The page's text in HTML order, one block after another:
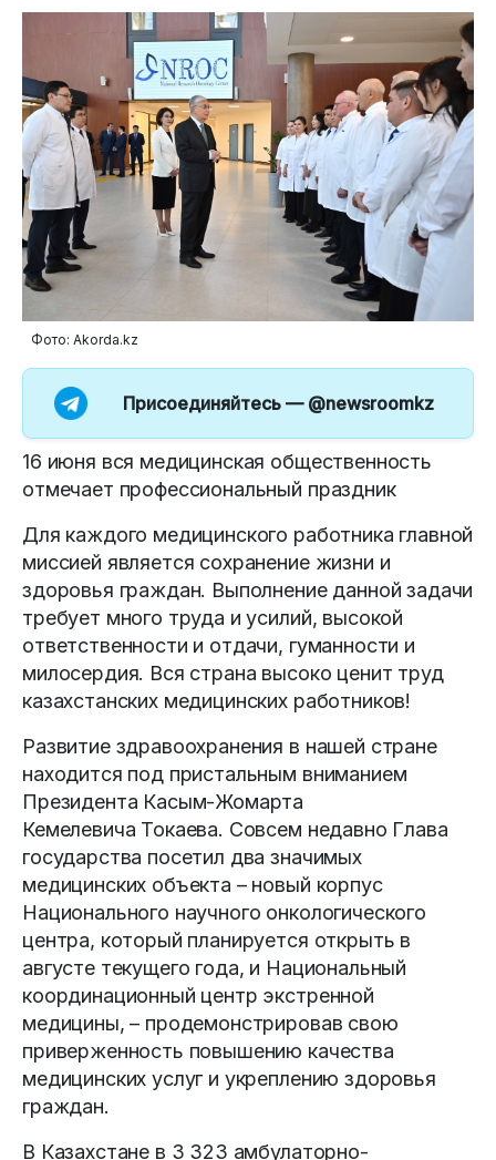
Фото: Akorda.kz
Присоединяйтесь — @newsroomkz
16 июня вся медицинская общественность
отмечает профессиональный праздник
Для каждого медицинского работника главной
миссией является сохранение жизни и
здоровья граждан. Выполнение данной задачи
требует много труда и усилий, высокой
ответственности и отдачи, гуманности и
милосердия. Вся страна высоко ценит труд
казахстанских медицинских работников!
Развитие здравоохранения в нашей стране
находится под пристальным вниманием
Президента Касым-Жомарта
Кемелевича Токаева. Совсем недавно Глава
государства посетил два значимых
медицинских объек­та – новый корпус
Национального научного онкологического
центра, который планируется открыть в
августе текущего года, и Национальный
координационный центр экстренной
медицины, – продемонстрировав свою
приверженность повышению качества
медицинских услуг и укреплению здоровья
граждан.
В Казахстане в 3 323 амбулаторно-